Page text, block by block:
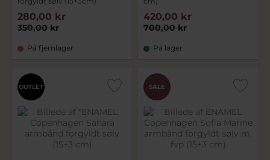
350,00 kr
280,00 kr
På fjernlager
700,00 kr
420,00 kr
På lager
OUTLET SALE